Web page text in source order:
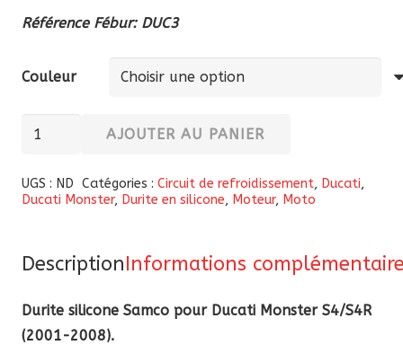
Référence Fébur: DUC3
Couleur
quantité
Durite
silicone
Monster
S4
AJOUTER AU PANIER
UGS : ND Catégories : Circuit de refroidissement, Ducati,
Ducati Monster, Durite en silicone, Moteur, Moto
DescriptionInformations
Durite silicone Samco pour Ducati Monster S4/S4R
(2001-2008).